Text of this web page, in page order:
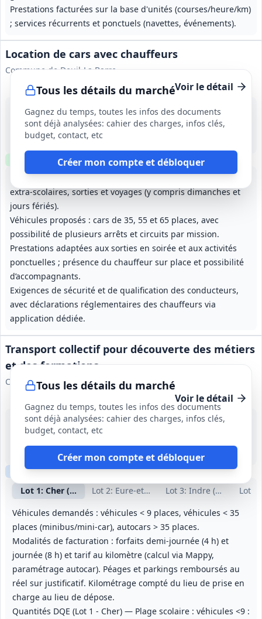
Prestations facturées sur la base d'unités (courses/heure/km)
; services récurrents et ponctuels (navettes, événements).
Tous les détails du marché
Gagnez du temps, toutes les infos des documents
sont déjà analysées: cahier des charges, infos clés,
budget, contact, etc
Créer mon compte et débloquer
Location de cars avec chauffeurs
Commune de Deuil-La Barre
Voir le détail
Location de cars avec chauffeurs pour navettes scolaires,
extra‑scolaires, sorties et voyages (y compris dimanches et
jours fériés).
Véhicules proposés : cars de 35, 55 et 65 places, avec
possibilité de plusieurs arrêts et circuits par mission.
Prestations adaptées aux sorties en soirée et aux activités
ponctuelles ; présence du chauffeur sur place et possibilité
d’accompagnants.
Exigences de sécurité et de qualification des conducteurs,
avec déclarations réglementaires des chauffeurs via
application dédiée.
3 sept. 2026
Deuil-La Barre (95)
Clause environnementale Clause sociale
Tous les détails du marché
Gagnez du temps, toutes les infos des documents
sont déjà analysées: cahier des charges, infos clés,
budget, contact, etc
Créer mon compte et débloquer
Transport collectif pour découverte des métiers
et des formations
Conseil régional Centre-Val de Loire
Voir le détail
Lot 1: Cher (18) Lot 2: Eure-et-Loir (28)
Lot 3: Indre (36) Lot
Véhicules demandés : véhicules < 9 places, véhicules < 35
places (minibus/mini‑car), autocars > 35 places.
Modalités de facturation : forfaits demi‑journée (4 h) et
journée (8 h) et tarif au kilomètre (calcul via Mappy,
paramétrage autocar). Péages et parkings remboursés au
réel sur justificatif. Kilométrage compté du lieu de prise en
charge au lieu de dépose.
Quantités DQE (Lot 1 - Cher) — Plage scolaire : véhicules <9 :
14 août 2026
Centre-Val de Loire
1 an (durée initiale)
Clause sociale